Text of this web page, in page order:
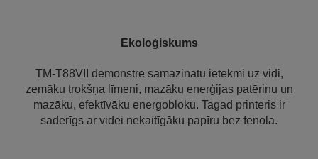
Ekoloģiskums
TM-T88VII demonstrē samazinātu ietekmi uz vidi,
zemāku trokšņa līmeni, mazāku enerģijas patēriņu un
mazāku, efektīvāku energobloku. Tagad printeris ir
saderīgs ar videi nekaitīgāku papīru bez fenola.